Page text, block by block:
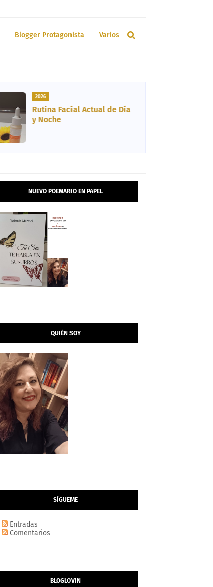
Blogger Protagonista Varios
2026
Rutina Facial Actual de Día
y Noche
NUEVO POEMARIO EN PAPEL
QUIÉN SOY
SÍGUEME
Entradas
Comentarios
BLOGLOVIN